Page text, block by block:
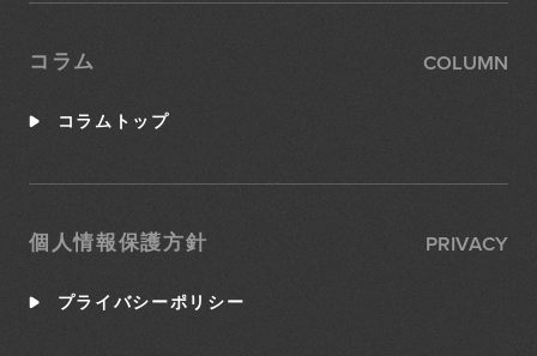
コラム COLUMN
コラムトップ
個人情報保護方針 PRIVACY
プライバシーポリシー